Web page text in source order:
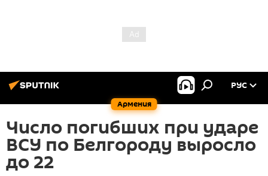
Армения
РУС
Число погибших при ударе
ВСУ по Белгороду выросло
до 22